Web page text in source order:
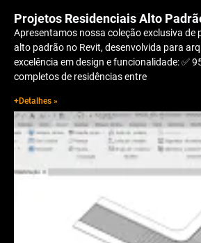
Projetos Residenciais Alto
Apresentamos nossa coleção exclusiva de
alto padrão no Revit, desenvolvida para
excelência em design e funcionalidade: ✅
completos de residências entre
+Detalhes »